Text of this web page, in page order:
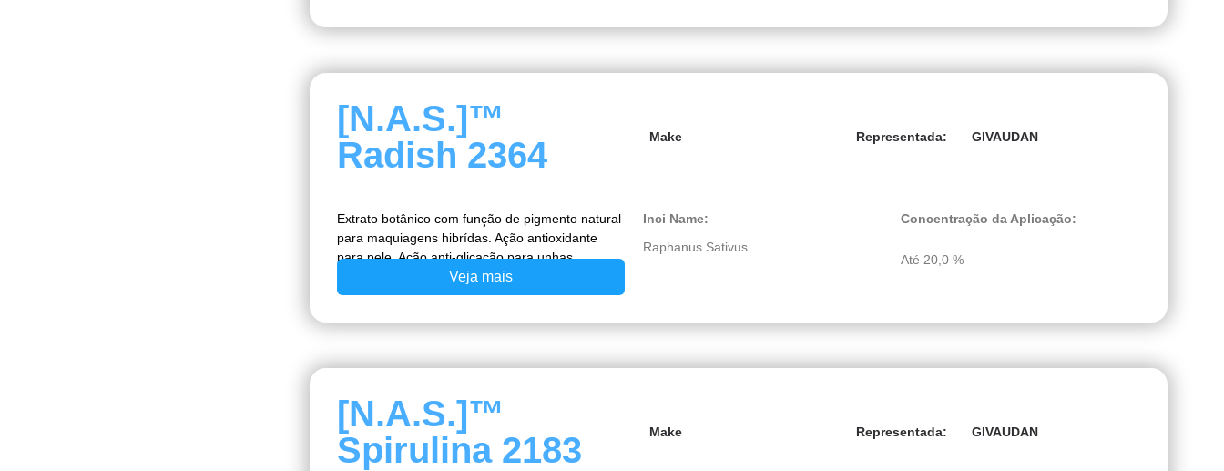
[N.A.S.]™
Radish 2364
Make Representada: GIVAUDAN
Extrato botânico com função de pigmento natural
para maquiagens hibrídas. Ação antioxidante
para pele. Ação anti-glicação para unhas.
Veja mais
Inci Name:
Raphanus Sativus
Concentração da Aplicação:
Até 20,0 %
[N.A.S.]™
Spirulina 2183
Make Representada: GIVAUDAN